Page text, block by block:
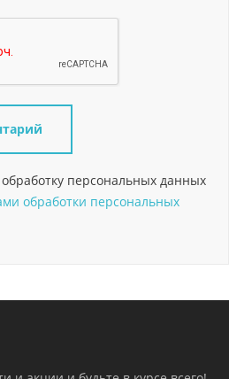
персональных данных
обработки персональных